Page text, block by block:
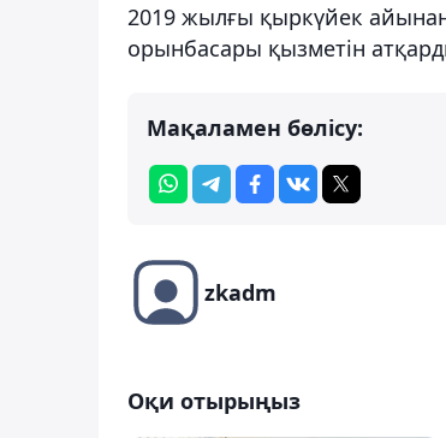
2019 жылғы қыркүйек айынан
орынбасары қызметін
Мақаламен бөлісу:
zkadm
Оқи отырыңыз